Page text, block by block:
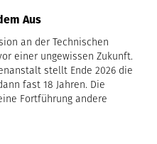
Aus
an der Technischen
einer ungewissen Zukunft.
stellt Ende 2026 die
fast 18 Jahren. Die
Fortführung andere